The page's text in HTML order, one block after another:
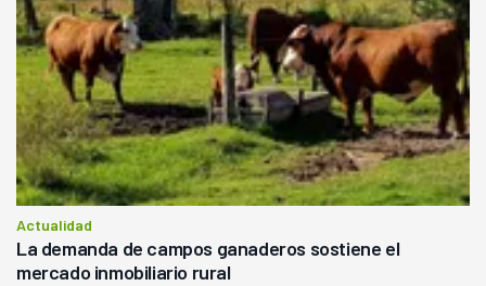
Actualidad
La demanda de campos ganaderos sostiene el
mercado inmobiliario rural